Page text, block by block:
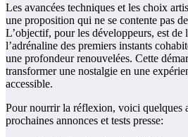
Les avancées techniques et les choix
une proposition qui ne se contente pas
L’objectif, pour les développeurs, est
l’adrénaline des premiers instants
une profondeur renouvelées. Cette
transformer une nostalgie en une
accessible.
Pour nourrir la réflexion, voici quelques
prochaines annonces et tests presse: